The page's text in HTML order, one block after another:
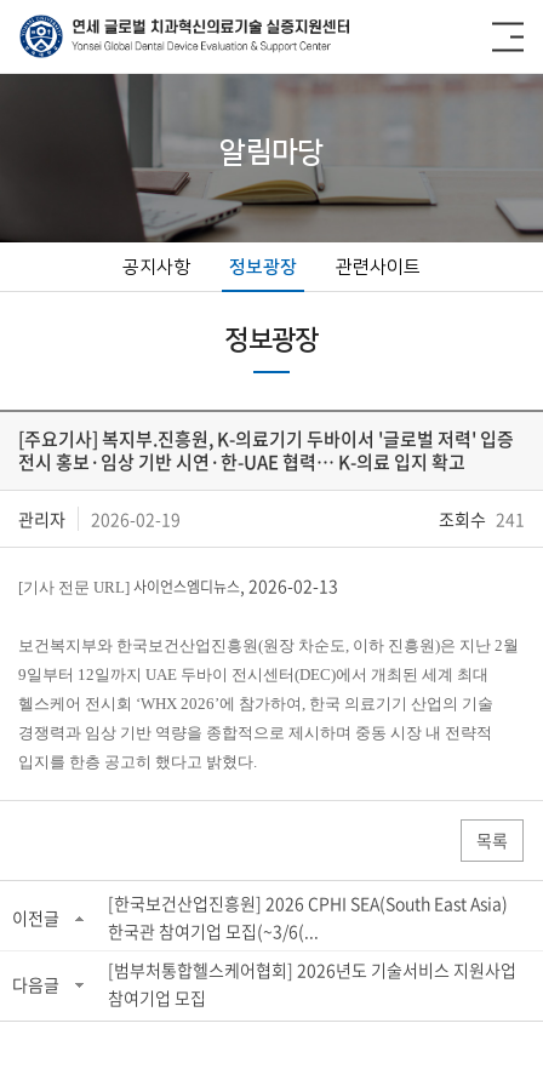
알림마당
공지사항 정보광장 관련사이트
정보광장
[주요기사] 복지부.진흥원, K-의료기기 두바이서 '글로벌 저력' 입증
전시 홍보·임상 기반 시연·한-UAE 협력… K-의료 입지 확고
관리자 2026-02-19 조회수 241
[기사 전문 URL] 사이언스엠디뉴스, 2026-02-13
보건복지부와 한국보건산업진흥원(원장 차순도, 이하 진흥원)은 지난 2월
9일부터 12일까지 UAE 두바이 전시센터(DEC)에서 개최된 세계 최대
헬스케어 전시회 ‘WHX 2026’에 참가하여, 한국 의료기기 산업의 기술
경쟁력과 임상 기반 역량을 종합적으로 제시하며 중동 시장 내 전략적
입지를 한층 공고히 했다고 밝혔다.
목록
이전글
[한국보건산업진흥원] 2026 CPHI SEA(South East Asia)
한국관 참여기업 모집(~3/6(...
다음글
[범부처통합헬스케어협회] 2026년도 기술서비스 지원사업
참여기업 모집